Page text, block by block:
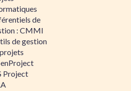
de
: CMMI
de gestion
Project